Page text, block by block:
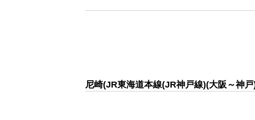
尼崎(JR東海道本線(JR神戸線)(大阪～神